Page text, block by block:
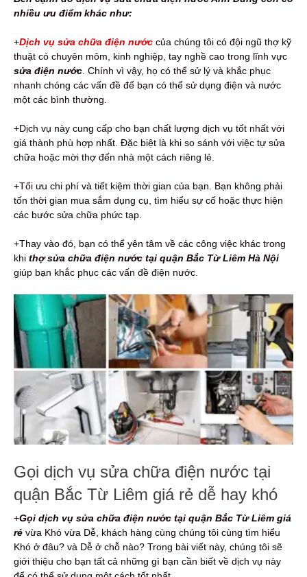
nhiều ưu điểm khác như:
+Dịch vụ sửa chữa điện nước của chúng tôi có đội ngũ thợ kỹ
thuật có chuyên môm, kinh nghiệp, tay nghề cao trong lĩnh vực
sửa điện nước . Chính vì vậy, họ có thể sử lý và khắc phục
nhanh chóng các vấn đề để bạn có thể sử dụng điện và nước
một các bình thường.
+Dịch vụ này cung cấp cho bạn chất lượng dịch vụ tốt nhất với
giá thành phù hợp nhất. Đặc biệt là khi so sánh với việc tự sửa
chữa hoặc mời thợ đến nhà một cách riêng lẻ.
+Tối ưu chi phí và tiết kiệm thời gian của bạn. Bạn không phải
tốn thời gian mua sắm dụng cụ, tìm hiểu sự cố hoặc thực hiện
các bước sửa chữa phức tạp.
+Thay vào đó, bạn có thể yên tâm về các công việc khác trong
khi thợsửa chữa điện nước tại quận Bắc Từ Liêm Hà Nội
giúp bạn khắc phục các vấn đề điện nước.
Gọi dịch vụ sửa chữa điện nước tại
quận Bắc Từ Liêm giá rẻ dễ hay khó
+Gọi dịch vụ sửa chữa điện nước tại quận Bắc Từ Liêm giá
rẻ vừa Khó vừa Dễ, khách hàng cùng chúng tôi cùng tìm hiểu
Khó ở đâu? và Dễ ở chỗ nào? Trong bài viết này, chúng tôi sẽ
giới thiệu cho bạn tất cả những gì bạn cần biết về dịch vụ này